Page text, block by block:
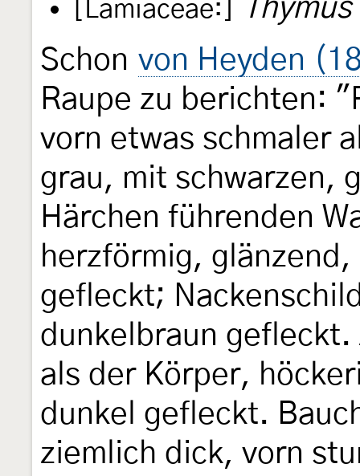
[Lamiaceae:] Thymus
Schon von Heyden
Raupe zu berichten:
vorn etwas schmaler
grau, mit schwarzen,
Härchen führenden
herzförmig,
gefleckt;
dunkelbraun
als der Körper,
dunkel gefleckt.
ziemlich dick, vorn